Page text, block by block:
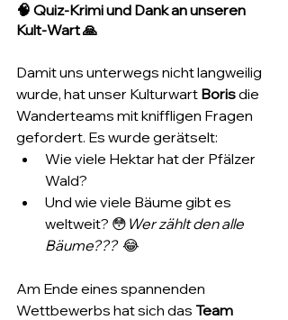
🧠 Quiz-Krimi und Dank an unseren
Kult-Wart 🙏
Damit uns unterwegs nicht langweilig
wurde, hat unser Kulturwart Boris die
Wanderteams mit kniffligen Fragen
gefordert. Es wurde gerätselt:
Wie viele Hektar hat der Pfälzer
Wald?
Und wie viele Bäume gibt es
weltweit? 😳 Wer zählt den alle
Bäume??? 😂
Am Ende eines spannenden
Wettbewerbs hat sich das Team